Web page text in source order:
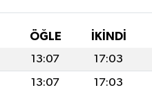
ÖĞLE İKINDI
13:07 17:03
13:07 17:03